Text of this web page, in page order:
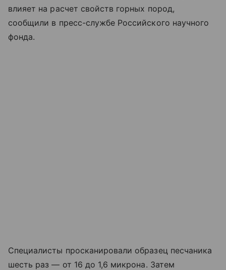
влияет на расчет свойств горных пород,
сообщили в пресс-службе Российского научного
фонда.
Специалисты просканировали образец песчаника
шесть раз — от 16 до 1,6 микрона. Затем